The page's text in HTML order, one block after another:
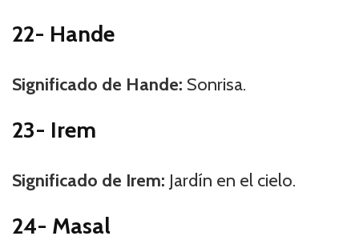
22- Hande
Significado de Hande: Sonrisa.
23- Irem
Significado de Irem: Jardín en el cielo.
24- Masal